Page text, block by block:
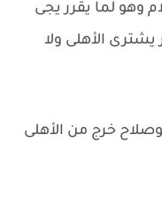
وهو لما يقرر يجى
يشترى الأهلى ولا
خرج من الأهلى